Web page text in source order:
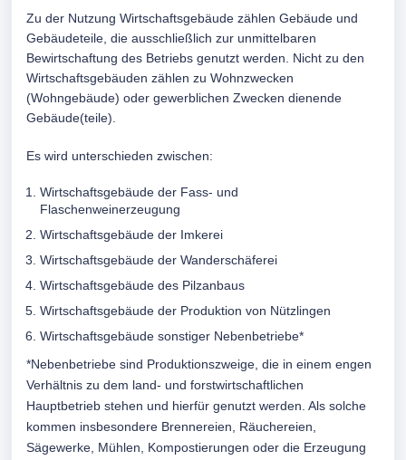
Zu der Nutzung Wirtschaftsgebäude zählen Gebäude und
Gebäudeteile, die ausschließlich zur unmittelbaren
Bewirtschaftung des Betriebs genutzt werden. Nicht zu den
Wirtschaftsgebäuden zählen zu Wohnzwecken
(Wohngebäude) oder gewerblichen Zwecken dienende
Gebäude(teile).
Es wird unterschieden zwischen:
Wirtschaftsgebäude der Fass- und
Flaschenweinerzeugung
Wirtschaftsgebäude der Imkerei
Wirtschaftsgebäude der Wanderschäferei
Wirtschaftsgebäude des Pilzanbaus
Wirtschaftsgebäude der Produktion von Nützlingen
Wirtschaftsgebäude sonstiger Nebenbetriebe*
*Nebenbetriebe sind Produktionszweige, die in einem engen
Verhältnis zu dem land- und forstwirtschaftlichen
Hauptbetrieb stehen und hierfür genutzt werden. Als solche
kommen insbesondere Brennereien, Räuchereien,
Sägewerke, Mühlen, Kompostierungen oder die Erzeugung